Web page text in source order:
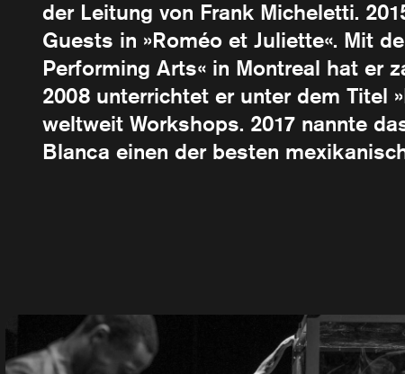
der Leitung von Frank Micheletti.
Guests in »Roméo et Juliette«. Mit
Performing Arts« in Montreal hat er
2008 unterrichtet er unter dem Titel
weltweit Workshops. 2017 nannte
Blanca einen der besten